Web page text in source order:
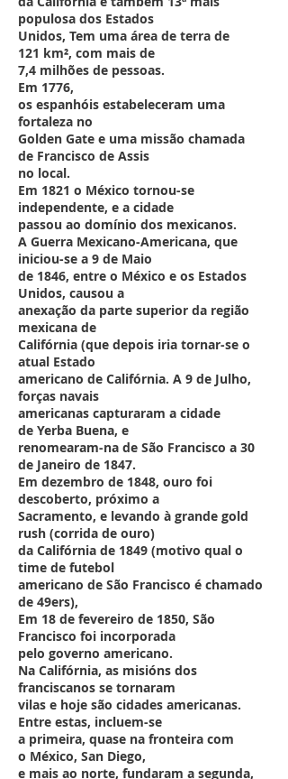
populosa dos Estados
Unidos, Tem uma área de terra de
121 km², com mais de
7,4 milhões de pessoas.
Em 1776,
os espanhóis estabeleceram uma
fortaleza no
Golden Gate e uma missão chamada
de Francisco de Assis
no local.
Em 1821 o México tornou-se
independente, e a cidade
passou ao domínio dos mexicanos.
A Guerra Mexicano-Americana, que
iniciou-se a 9 de Maio
de 1846, entre o México e os Estados
Unidos, causou a
anexação da parte superior da região
mexicana de
Califórnia (que depois iria tornar-se o
atual Estado
americano de Califórnia. A 9 de Julho,
forças navais
americanas capturaram a cidade
de Yerba Buena, e
renomearam-na de São Francisco a 30
de Janeiro de 1847.
Em dezembro de 1848, ouro foi
descoberto, próximo a
Sacramento, e levando à grande gold
rush (corrida de ouro)
da Califórnia de 1849 (motivo qual o
time de futebol
americano de São Francisco é chamado
de 49ers),
Em 18 de fevereiro de 1850, São
Francisco foi incorporada
pelo governo americano.
Na Califórnia, as misións dos
franciscanos se tornaram
vilas e hoje são cidades americanas.
Entre estas, incluem-se
a primeira, quase na fronteira com
o México, San Diego,
e mais ao norte, fundaram a segunda,